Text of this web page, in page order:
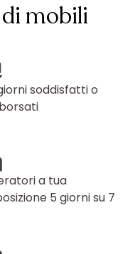
mobili
soddisfatti o
a tua
5 giorni su 7